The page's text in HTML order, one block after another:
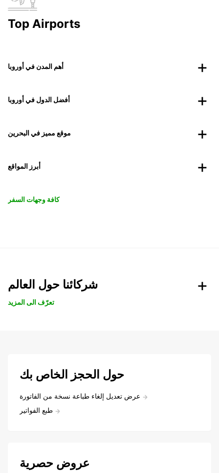
Top Airports
أهم المدن في أوروبا
أفضل الدول في أوروبا
موقع مميز في البحرين
أبرز المواقع
كافة وجهات السفر
شركائنا حول العالم
تعرّف الى المزيد
حول الحجز الخاص بك
عرض تعديل إلغاء طباعة نسخة من الفاتورة
طبع الفواتير
عروض حصرية